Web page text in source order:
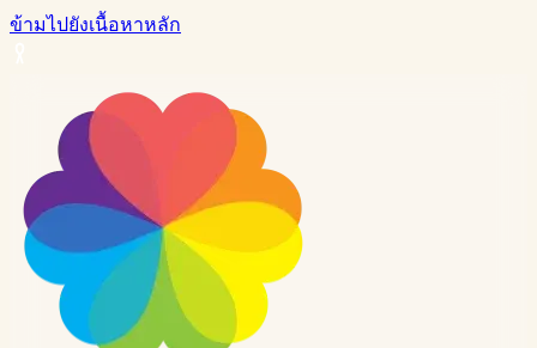
ข้ามไปยังเนื้อหาหลัก